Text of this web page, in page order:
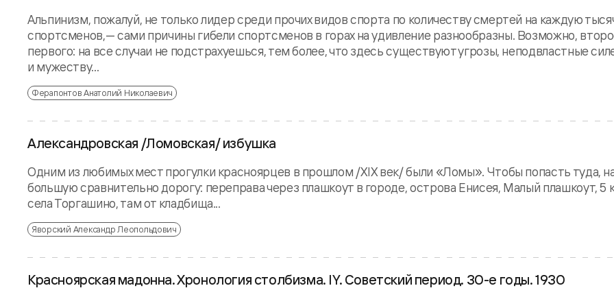
Альпинизм, пожалуй, не только лидер среди прочих видов спорта по количеству смертей на каждую
спортсменов,— сами причины гибели спортсменов в горах на удивление разнообразны. Возможно,
первого: на все случаи не подстрахуешься, тем более, что здесь существуют угрозы, неподвластные
и мужеству...
Ферапонтов Анатолий Николаевич
Александровская /Ломовская/ избушка
Одним из любимых мест прогулки красноярцев в прошлом /XIX век/ были «Ломы». Чтобы попасть туда,
большую сравнительно дорогу: переправа через плашкоут в городе, острова Енисея, Малый плашкоут, 5
села Торгашино, там от кладбища...
Яворский Александр Леопольдович
Красноярская мадонна. Хронология столбизма. IY. Советский период. 30-е годы. 1930